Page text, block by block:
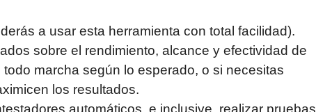
a usar esta herramienta con total facilidad).
sobre el rendimiento, alcance y efectividad de
marcha según lo esperado, o si necesitas
los resultados.
automáticos, e inclusive, realizar pruebas